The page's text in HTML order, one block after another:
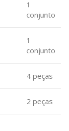
1
conjunto
1
conjunto
4 peças
2 peças